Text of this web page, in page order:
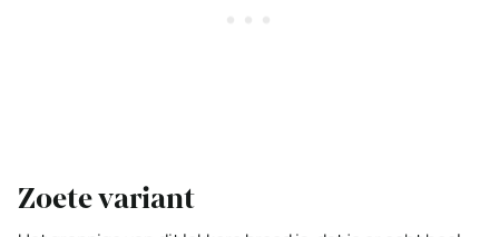
Zoete variant